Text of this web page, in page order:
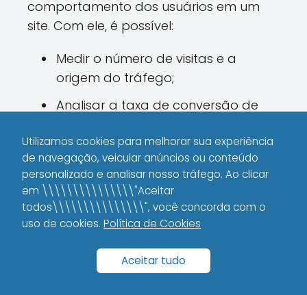
comportamento dos usuários em um
site. Com ele, é possível:
Medir o número de visitas e a
origem do tráfego;
Analisar a taxa de conversão de
Acompanhar o desempenho de
páginas específicas para entender
o envolvimento do público.
HubSpot
O HubSpot oferece uma solução
Utilizamos cookies para melhorar sua experiência
de navegação, veicular anúncios ou conteúdo
personalizado e analisar nosso tráfego. Ao clicar
em \\\\\\\\\\\\\\\"Aceitar
todos\\\\\\\\\\\\\\\", você concorda com o
uso de cookies. Política de Cookies
Aceitar tudo